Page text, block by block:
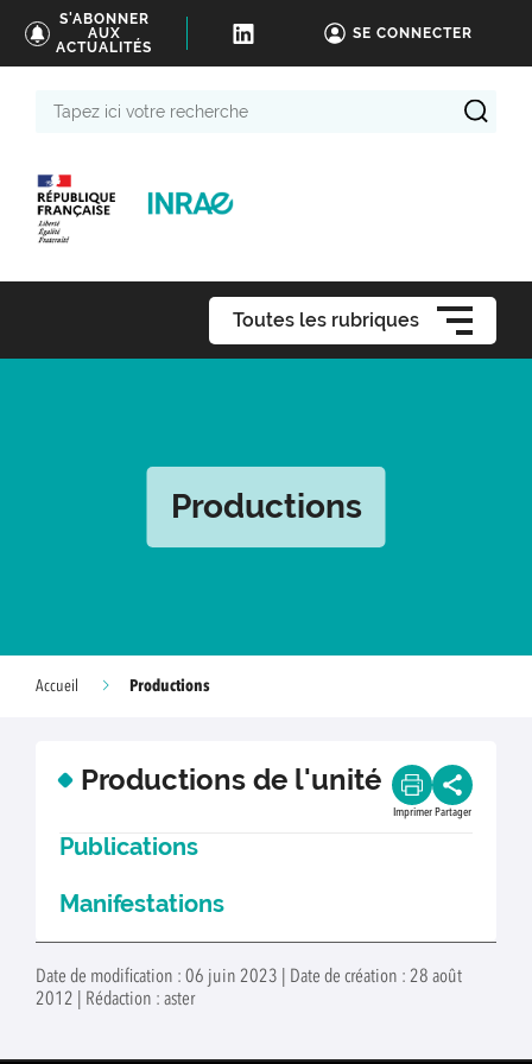
S'ABONNER
AUX
ACTUALITÉS
SE CONNECTER
Toutes les rubriques
Productions
Accueil Productions
Productions de l'unité
Imprimer Partager
Publications
Manifestations
Date de modification : 06 juin 2023 | Date de création : 28 août
2012 | Rédaction : aster